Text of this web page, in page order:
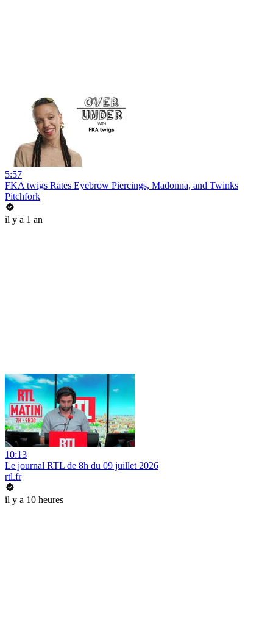
5:57
FKA twigs Rates Eyebrow Piercings, Madonna, and Twinks
Pitchfork
il y a 1 an
10:13
Le journal RTL de 8h du 09 juillet 2026
rtl.fr
il y a 10 heures